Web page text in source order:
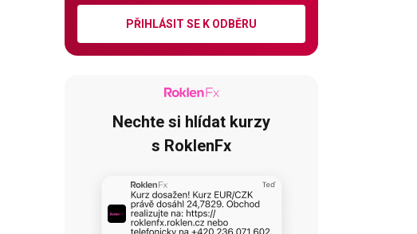
PŘIHLÁSIT SE K ODBĚRU
Nechte si hlídat kurzy
s RoklenFx